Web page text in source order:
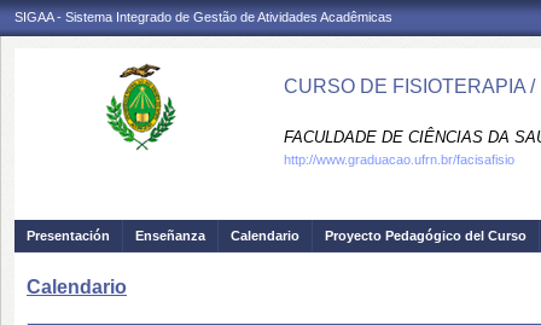
SIGAA - Sistema Integrado de Gestão de Atividades Acadêmicas
CURSO DE FISIOTERAPIA /
FACULDADE DE CIÊNCIAS DA
http://www.graduacao.ufrn.br/facisafisio
Presentación Enseñanza Calendario Proyecto Pedagógico del Curso
Calendario